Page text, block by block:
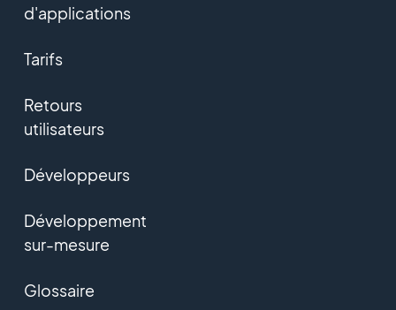
d'applications
Tarifs
Retours
utilisateurs
Développeurs
Développement
sur-mesure
Glossaire